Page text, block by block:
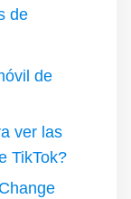
de
de
ver las
TikTok?